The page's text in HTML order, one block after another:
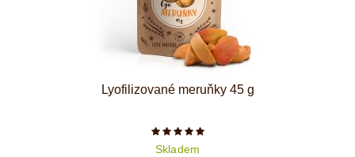
Lyofilizované meruňky 45 g
Počet hvězdiček je 5 z 5
Skladem